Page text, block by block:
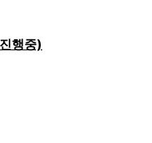
행중)